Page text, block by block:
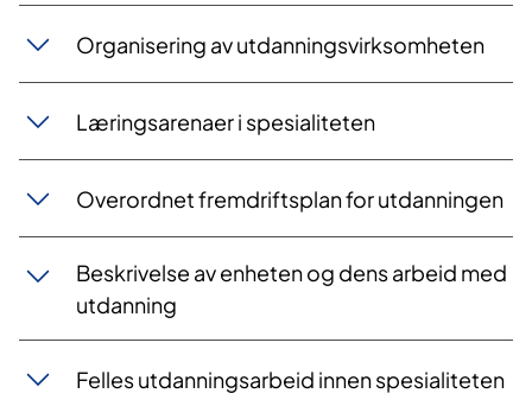
Organisering av utdanningsvirksomheten
Læringsarenaer i spesialiteten
Overordnet fremdriftsplan for utdanningen
Beskrivelse av enheten og dens arbeid med
utdanning
Felles utdanningsarbeid innen spesialiteten